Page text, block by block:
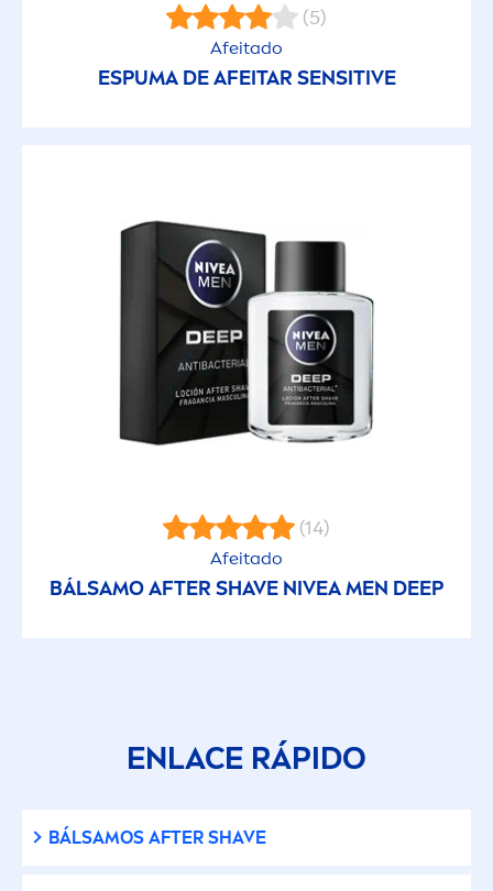
(5)
Afeitado
ESPUMA DE AFEITAR SENSITIVE
(14)
Afeitado
BÁLSAMO AFTER SHAVE NIVEAMEN DEEP
ENLACE RÁPIDO
BÁLSAMOS AFTER SHAVE